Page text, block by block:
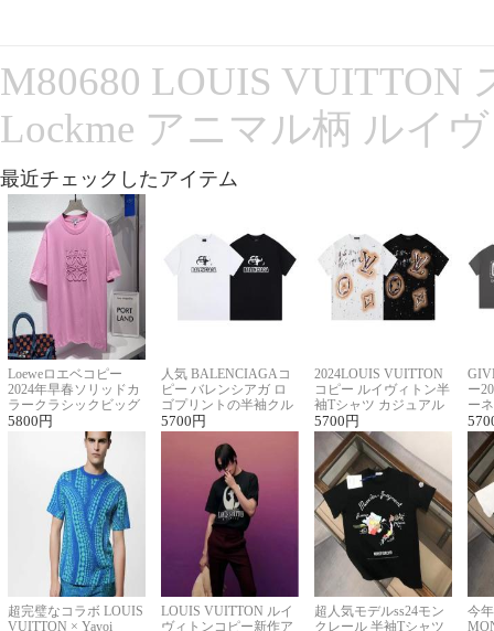
M80680 LOUIS VUITTON
Lockme アニマル柄 ルイ
最近チェックしたアイテム
Loeweロエベコピー
2024年早春ソリッドカ
ラークラシックビッグ
ロゴ刺繍Tシャツ
5800 円
人気 BALENCIAGAコ
ピー バレンシアガ ロ
ゴプリントの半袖クル
ーネックTシャツ
5700 円
2024LOUIS VUITTON
コピー ルイヴィトン半
袖Tシャツ カジュアル
に馴染む 2色展開
5700 円
ー
ー
ー
超完璧なコラボ LOUIS
VUITTON × Yayoi
LOUIS VUITTON ルイ
ヴィトンコピー新作ア
超人気モデルss24モン
クレール 半袖Tシャツ
今